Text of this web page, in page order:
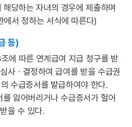
당하는 자녀의 경우에 제출하며
에서 정하는 서식에 따른다)
등)
에 따른 연계급여 지급 청구를 받
사ㆍ결정하여 급여를 받을 수급권
수급증서를 발급하여야 한다.
잃어버리거나 수급증서가 헐어
을 수 있다.